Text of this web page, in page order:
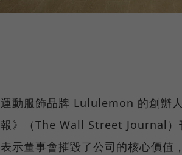
運動服飾品牌 Lululemon 的創辦
報》（The Wall Street Journal）
表示董事會摧毀了公司的核心價值